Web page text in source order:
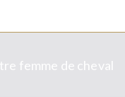
femme de cheval